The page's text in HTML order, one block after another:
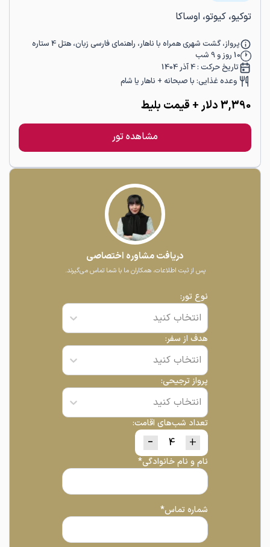
توکیو، کیوتو، اوساکا
پرواز، گشت شهری همراه با ناهار، راهنمای فارسی زبان، هتل 4 ستاره
10 روز و9 شب
تاریخ حرکت :4 آذر 1404
وعده غذایی: با صبحانه + ناهار یا شام
3,390دلار+ قیمت بلیط
مشاهده تور
دریافت مشاوره اختصاصی
پس از ثبت اطلاعات، همکاران ما با شما تماس می‌گیرند.
نوع تور:
انتخاب کنید
هدف از سفر:
انتخاب کنید
پرواز ترجیحی:
انتخاب کنید
تعداد شب‌های اقامت:
+
-
نام و نام خانوادگی*
شماره تماس*